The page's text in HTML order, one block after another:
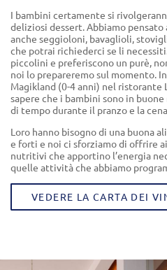
I bambini certamente si
deliziosi dessert. Abbiamo
anche seggioloni, bavaglioli,
che potrai richiederci se li
piccolini e preferiscono un purè,
noi lo prepareremo sul momento.
Magikland (0-4 anni) nel ristorante
sapere che i bambini sono in
di tempo durante il pranzo e la
Loro hanno bisogno di una buona
e forti e noi ci sforziamo di offrire
nutritivi che apportino l’energia
quelle attività che abbiamo
VEDERE LA CARTA DEI